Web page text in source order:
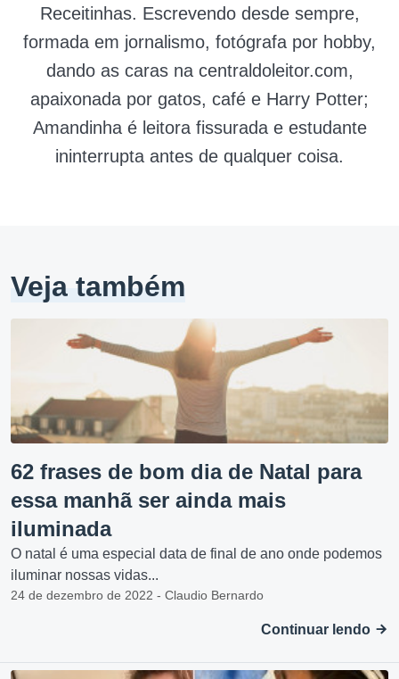
Receitinhas. Escrevendo desde sempre,
formada em jornalismo, fotógrafa por hobby,
dando as caras na centraldoleitor.com,
apaixonada por gatos, café e Harry Potter;
Amandinha é leitora fissurada e estudante
ininterrupta antes de qualquer coisa.
Veja também
62 frases de bom dia de Natal para
essa manhã ser ainda mais
iluminada
O natal é uma especial data de final de ano onde podemos
iluminar nossas vidas...
24 de dezembro de 2022 - Claudio Bernardo
Continuar lendo